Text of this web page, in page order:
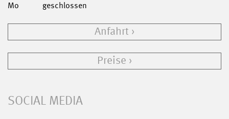
Mo
geschlossen
Anfahrt
Preise
SOCIAL MEDIA